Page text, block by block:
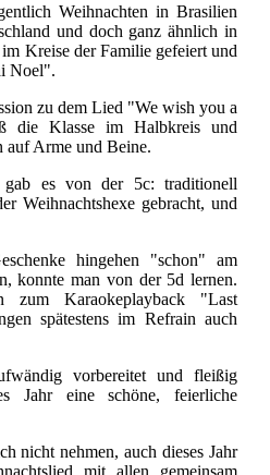
Weihnachten in Brasilien
und doch ganz ähnlich in
Kreise der Familie gefeiert und
Noel".
zu dem Lied "We wish you a
die Klasse im Halbkreis und
auf Arme und Beine.
es von der 5c: traditionell
Weihnachtshexe gebracht, und
hingehen "schon" am
konnte man von der 5d lernen.
Karaokeplayback "Last
spätestens im Refrain auch
vorbereitet und fleißig
Jahr eine schöne, feierliche
nicht nehmen, auch dieses Jahr
mit allen gemeinsam